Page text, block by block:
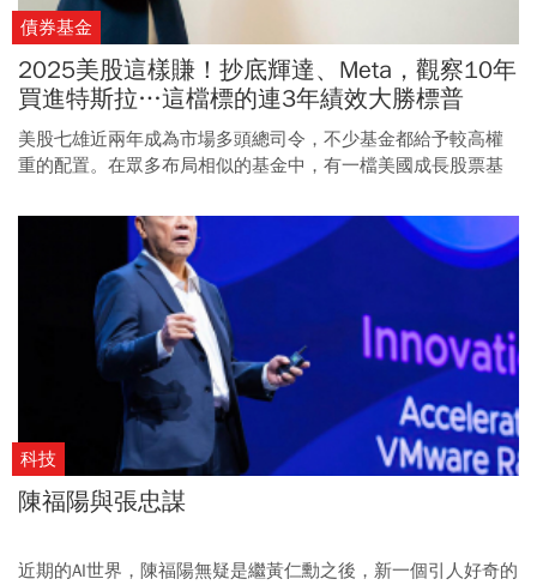
債券基金
2025美股這樣賺！抄底輝達、Meta，觀察10年
買進特斯拉…這檔標的連3年績效大勝標普
500，最強選股策略曝光
美股七雄近兩年成為市場多頭總司令，不少基金都給予較高權
重的配置。在眾多布局相似的基金中，有一檔美國成長股票基
科技
陳福陽與張忠謀
近期的AI世界，陳福陽無疑是繼黃仁勳之後，新一個引人好奇的